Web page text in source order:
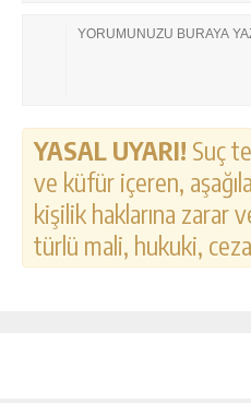
YASAL UYARI! Suç
ve küfür içeren,
kişilik haklarına zarar
türlü mali, hukuki,